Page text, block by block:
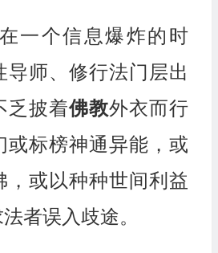
一个信息爆炸的时
导师、修行法门层出
乏披着佛教外衣而行
或标榜神通异能，或
，或以种种世间利益
者误入歧途。